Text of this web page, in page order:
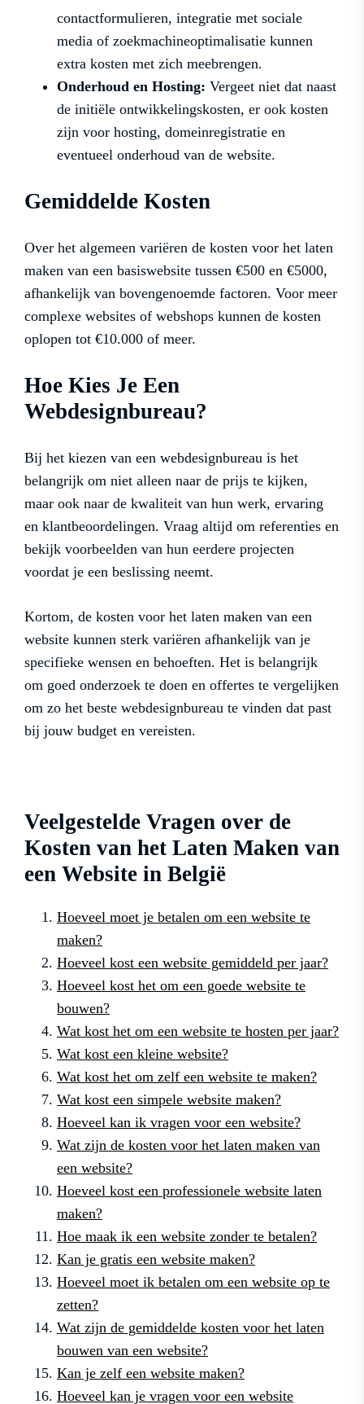
contactformulieren, integratie met sociale
media of zoekmachineoptimalisatie kunnen
extra kosten met zich meebrengen.
Onderhoud en Hosting: Vergeet niet dat naast
de initiële ontwikkelingskosten, er ook kosten
zijn voor hosting, domeinregistratie en
eventueel onderhoud van de website.
Gemiddelde Kosten
Over het algemeen variëren de kosten voor het laten
maken van een basiswebsite tussen €500 en €5000,
afhankelijk van bovengenoemde factoren. Voor meer
complexe websites of webshops kunnen de kosten
oplopen tot €10.000 of meer.
Hoe Kies Je Een
Webdesignbureau?
Bij het kiezen van een webdesignbureau is het
belangrijk om niet alleen naar de prijs te kijken,
maar ook naar de kwaliteit van hun werk, ervaring
en klantbeoordelingen. Vraag altijd om referenties en
bekijk voorbeelden van hun eerdere projecten
voordat je een beslissing neemt.
Kortom, de kosten voor het laten maken van een
website kunnen sterk variëren afhankelijk van je
specifieke wensen en behoeften. Het is belangrijk
om goed onderzoek te doen en offertes te vergelijken
om zo het beste webdesignbureau te vinden dat past
bij jouw budget en vereisten.
Veelgestelde Vragen over de
Kosten van het Laten Maken van
een Website in België
Hoeveel moet je betalen om een website te
maken?
Hoeveel kost een website gemiddeld per jaar?
Hoeveel kost het om een ​​goede website te
bouwen?
Wat kost het om een website te hosten per jaar?
Wat kost een kleine website?
Wat kost het om zelf een website te maken?
Wat kost een simpele website maken?
Hoeveel kan ik vragen voor een website?
Wat zijn de kosten voor het laten maken van
een website?
Hoeveel kost een professionele website laten
maken?
Hoe maak ik een website zonder te betalen?
Kan je gratis een website maken?
Hoeveel moet ik betalen om een ​​website op te
zetten?
Wat zijn de gemiddelde kosten voor het laten
bouwen van een website?
Kan je zelf een website maken?
Hoeveel kan je vragen voor een website